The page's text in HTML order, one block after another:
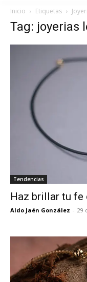
Inicio Etiquetas
Tag: joyerias
Tendencias
Haz brillar tu fe
Aldo Jaén González - 29